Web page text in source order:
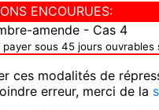
ENCOURUES:
amende - Cas 4
payer sous 45 jours
ces modalités de
erreur, merci de la